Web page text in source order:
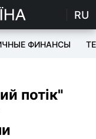
RU
ФИНАНСЫ
потік"